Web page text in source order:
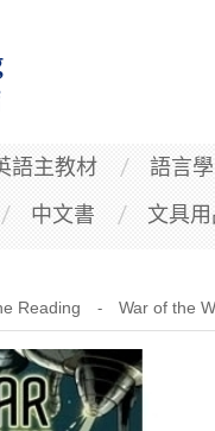
語主教材 語言學
中文書 文具用
Reading - War of the